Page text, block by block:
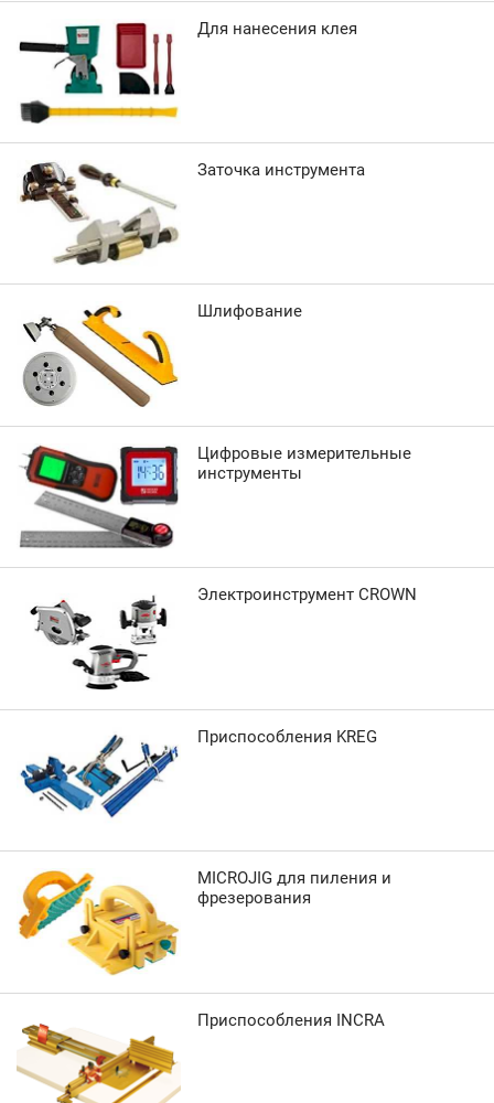
Для нанесения клея
Заточка инструмента
Шлифование
Цифровые измерительные
инструменты
Электроинструмент CROWN
Приспособления KREG
MICROJIG для пиления и
фрезерования
Приспособления INCRA